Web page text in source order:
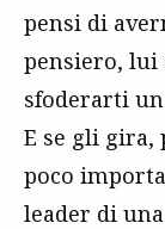
pensi di
pensiero, lui
sfoderarti
E se gli gira,
poco
leader di